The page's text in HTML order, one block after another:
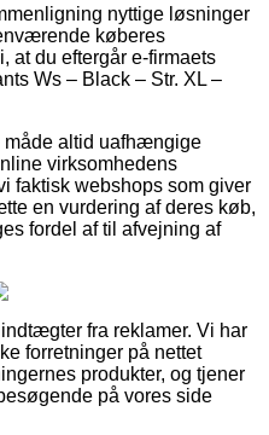
nyttige løsninger
køberes
at du eftergår e-firmaets
Ws – Black – Str. XL –
måde altid uafhængige
virksomhedens
faktisk webshops som giver
en vurdering af deres køb,
fordel af til afvejning af
fra reklamer. Vi har
forretninger på nettet
produkter, og tjener
på vores side